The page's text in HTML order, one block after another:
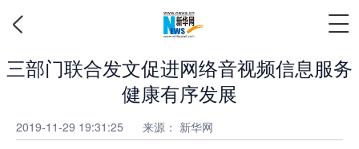
三部门联合发文促进网络音视频信息服务
健康有序发展
2019-11-29 19:31:25 来源： 新华网